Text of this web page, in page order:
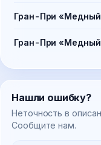
Гран-При «Медный
Гран-При «Медный
Нашли ошибку?
Неточность в
Сообщите нам.